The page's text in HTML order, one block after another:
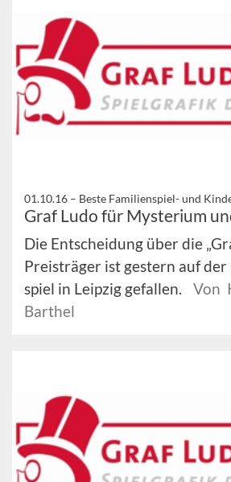
01.10.16 – Beste Familienspiel- und
Graf Ludo für Mysterium
Die Entscheidung über die
Preisträger ist gestern auf
spiel in Leipzig gefallen.
Von
Barthel